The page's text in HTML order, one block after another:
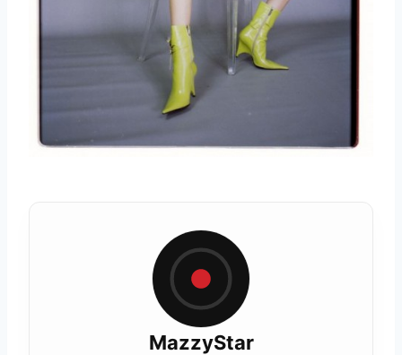
MazzyStar